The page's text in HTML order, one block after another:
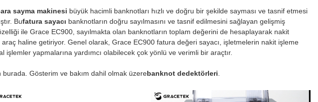
sayma makinesi büyük hacimli banknotları hızlı ve doğru bir şekilde sayması ve tasnif etmesi
Bufatura sayacı banknotların doğru sayılmasını ve tasnif edilmesini sağlayan gelişmiş
ile Grace EC900, sayılmakta olan banknotların toplam değerini de hesaplayarak nakit
haline getiriyor. Genel olarak, Grace EC900 fatura değeri sayacı, işletmelerin nakit işleme
yapmalarına yardımcı olabilecek çok yönlü ve verimli bir araçtır.
Gösterim ve bakım dahil olmak üzerebanknot dedektörleri